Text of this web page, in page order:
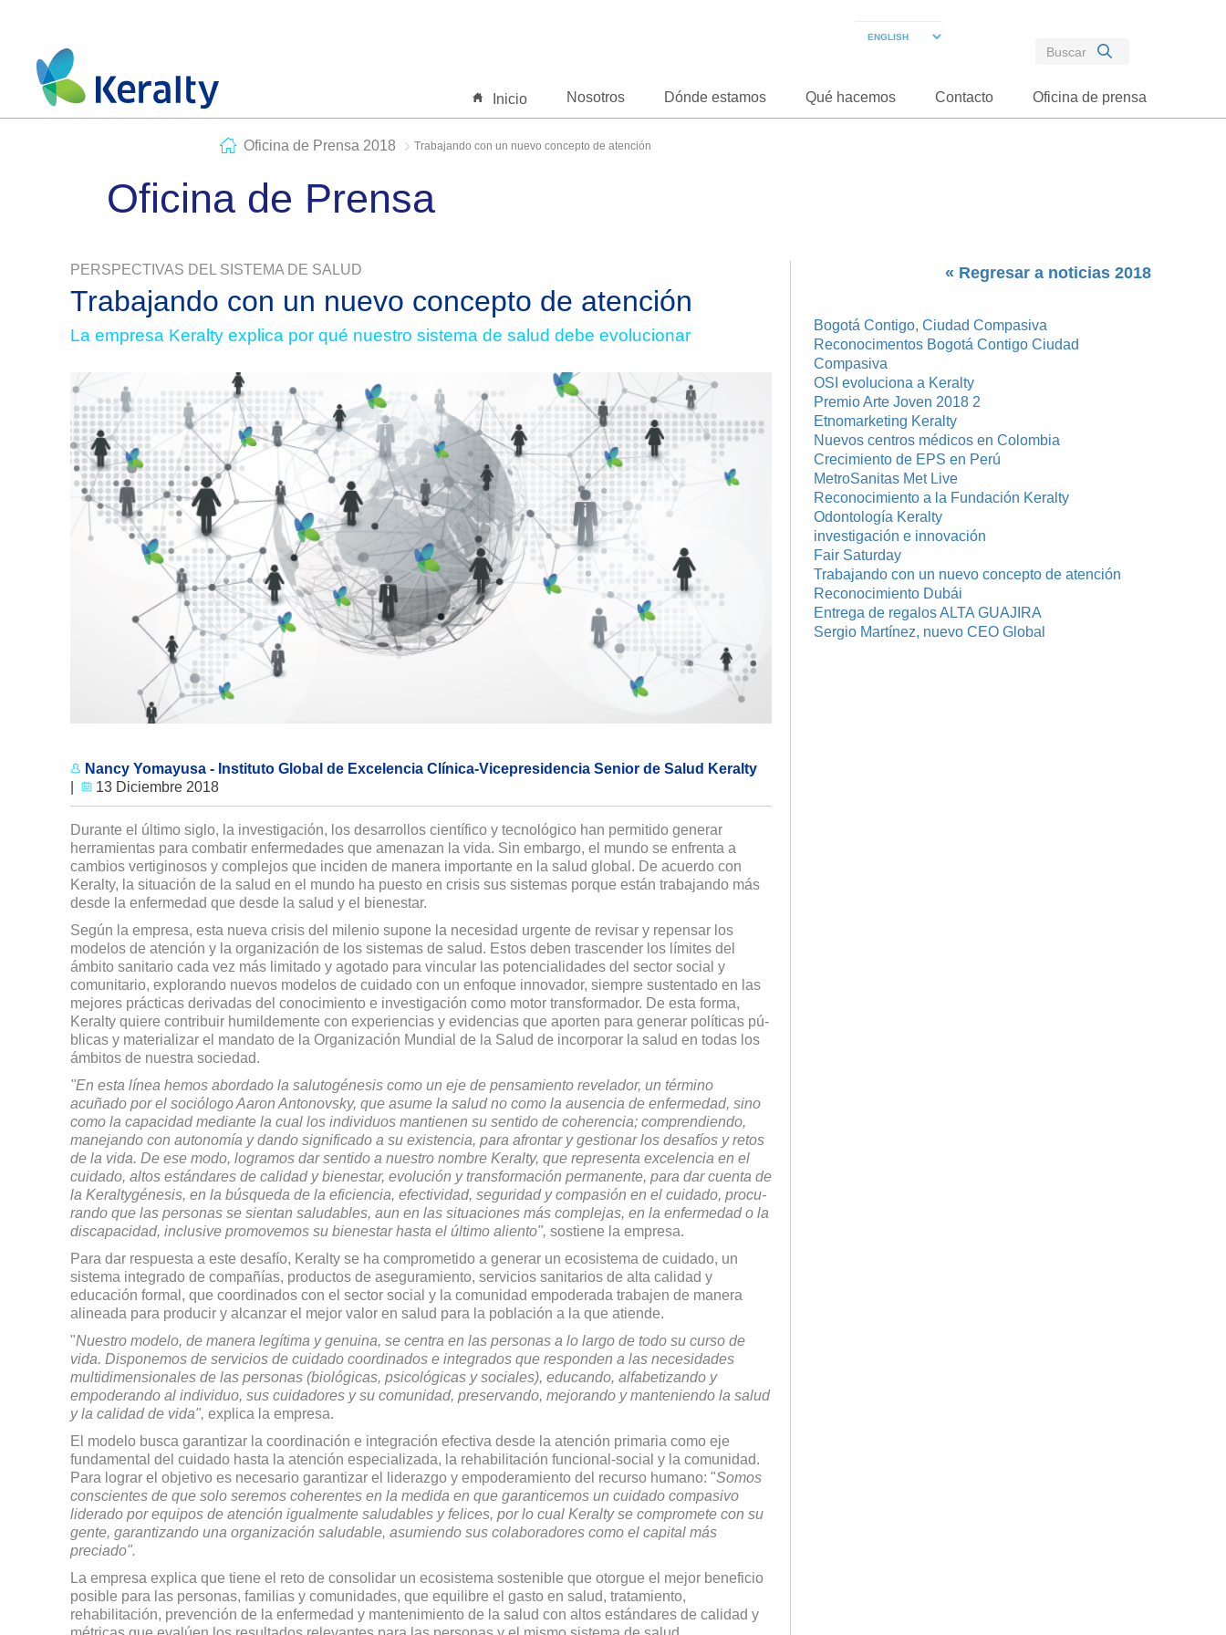
Inicio Nosotros Dónde estamos Qué hacemos Contacto Oficina de prensa
Oficina de Prensa 2018 Trabajando con un nuevo concepto de atención
Oficina de Prensa
PERSPECTIVAS DEL SISTEMA DE SALUD
Trabajando con un nuevo concepto de atención
La empresa Keralty explica por qué nuestro sistema de salud debe evolucionar
Nancy Yomayusa - Instituto Global de Excelencia Clínica-Vicepresidencia Senior de Salud Keralty
13 Diciembre 2018
Durante el último siglo, la investigación, los desa­rrollos científico y tec­nológico han permitido generar
herramientas para com­batir enfermedades que amenazan la vida. Sin embargo, el mundo se enfrenta a
cambios vertiginosos y complejos que inciden de manera importante en la salud global. De acuerdo con
Keralty, la situación de la salud en el mundo ha puesto en crisis sus sistemas porque están tra­bajando más
desde la enfermedad que desde la salud y el bienestar.
Según la empresa, esta nueva crisis del milenio supone la nece­sidad urgente de revisar y repensar los
modelos de atención y la orga­nización de los sistemas de salud. Estos deben trascender los límites del
ámbito sanitario cada vez más limitado y agotado para vincular las potencialidades del sector social y
comunitario, explorando nuevos modelos de cuidado con un enfoque innovador, siempre sustentado en las
mejores prác­ticas derivadas del conocimiento e investigación como motor trans­formador. De esta forma,
Keralty quiere contribuir humildemente con experiencias y evidencias que aporten para generar políticas pú­
blicas y materializar el mandato de la Organización Mundial de la Salud de incorporar la salud en todas los
ámbitos de nuestra sociedad.
"En esta línea hemos abordado la salutogénesis como un eje de pensamiento revelador, un término
acuñado por el sociólogo Aaron Antonovsky, que asume la salud no como la ausencia de enfermedad, sino
como la capacidad mediante la cual los individuos mantienen su sentido de coherencia; compren­diendo,
manejando con autonomía y dando significado a su existencia, para afrontar y gestionar los desafíos y retos
de la vida. De ese modo, logramos dar sentido a nuestro nombre Keralty, que representa excelencia en el
cuidado, altos estándares de calidad y bienestar, evolución y transformación per­manente, para dar cuenta de
la Keraltygénesis, en la búsqueda de la eficiencia, efectividad, seguridad y compasión en el cuidado, procu­
rando que las personas se sientan saludables, aun en las situaciones más complejas, en la enfermedad o la
discapacidad, inclusive promo­vemos su bienestar hasta el último aliento", sostiene la empresa.
Para dar respuesta a este de­safío, Keralty se ha comprome­tido a generar un ecosistema de cuidado, un
sistema integrado de compañías, productos de asegura­miento, servicios sanitarios de alta calidad y
educación formal, que coordinados con el sector social y la comunidad empoderada trabajen de manera
alineada para producir y alcanzar el mejor valor en salud para la población a la que atiende.
"Nuestro modelo, de manera legítima y genuina, se centra en las personas a lo largo de todo su curso de
vida. Disponemos de servicios de cuidado coordinados e integrados que responden a las necesidades
multidimensionales de las personas (biológicas, psicológicas y sociales), educando, alfabetizando y
empode­rando al individuo, sus cuidadores y su comunidad, preservando, me­jorando y manteniendo la salud
y la calidad de vida", explica la empresa.
El modelo busca garantizar la coordinación e integración efectiva desde la atención pri­maria como eje
fundamental del cuidado hasta la atención especializada, la rehabilitación funcional-social y la comunidad.
Para lograr el objetivo es nece­sario garantizar el liderazgo y empoderamiento del recurso humano: "Somos
conscientes de que solo seremos coherentes en la medida en que garanticemos un cuidado compasivo
liderado por equipos de atención igualmente saludables y felices, por lo cual Keralty se compromete con su
gente, garantizando una orga­nización saludable, asumiendo sus colaboradores como el capital más
preciado".
La empresa explica que tiene el reto de consolidar un ecosistema sostenible que otorgue el mejor beneficio
po­sible para las personas, familias y comunidades, que equilibre el gasto en salud, tratamiento,
rehabilitación, prevención de la enfermedad y mantenimiento de la salud con altos estándares de calidad y
« Regresar a noticias 2018
Bogotá Contigo, Ciudad Compasiva
Reconocimentos Bogotá Contigo Ciudad
Compasiva
OSI evoluciona a Keralty
Premio Arte Joven 2018 2
Etnomarketing Keralty
Nuevos centros médicos en Colombia
Crecimiento de EPS en Perú
MetroSanitas Met Live
Reconocimiento a la Fundación Keralty
Odontología Keralty
investigación e innovación
Fair Saturday
Trabajando con un nuevo concepto de atención
Reconocimiento Dubái
Entrega de regalos ALTA GUAJIRA
Sergio Martínez, nuevo CEO Global